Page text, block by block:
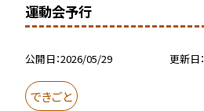
運動会予行
公開日 2026/05/29 更新日
できごと